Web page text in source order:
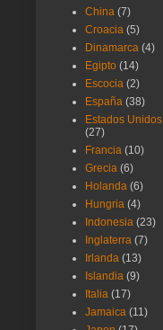
China (7)
Croacia (5)
Dinamarca (4)
Egipto (14)
Escocia (2)
España (38)
Estados Unidos
(27)
Francia (10)
Grecia (6)
Holanda (6)
Hungria (4)
Indonesia (23)
Inglaterra (7)
Irlanda (13)
Islandia (9)
Italia (17)
Jamaica (11)